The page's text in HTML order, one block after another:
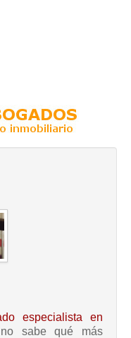
especialista en
sabe qué más